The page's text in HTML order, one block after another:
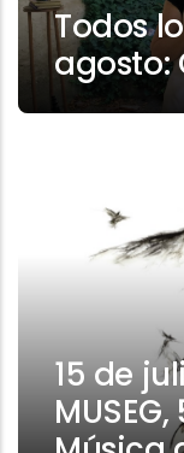
Todos
agosto:
15 de